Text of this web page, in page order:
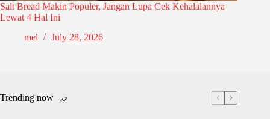
Salt Bread Makin Populer, Jangan Lupa Cek Kehalalannya
Lewat 4 Hal Ini
mel
July 28, 2026
Trending now